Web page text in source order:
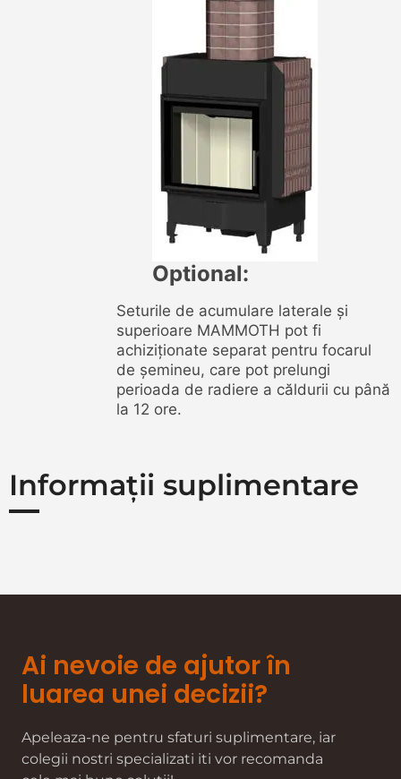
Optional:
Seturile de acumulare laterale și
superioare MAMMOTH pot fi
achiziționate separat pentru focarul
de șemineu, care pot prelungi
perioada de radiere a căldurii cu până
la 12 ore.
Informații suplimentare
Ai nevoie de ajutor în
luarea unei decizii?
Apeleaza-ne pentru sfaturi suplimentare, iar
colegii nostri specializati iti vor recomanda